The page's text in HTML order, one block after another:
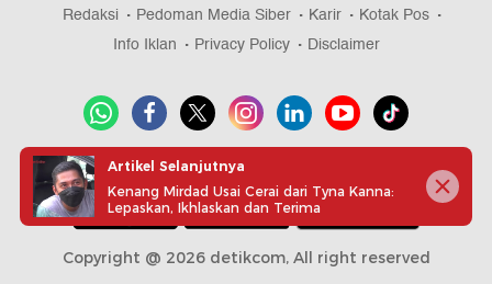
Redaksi Pedoman Media Siber Karir
Kotak Pos
Info Iklan
Privacy Policy Disclaimer
Download aplikasi detikcom
Copyright @ 2026 detikcom, All right reserved
Artikel Selanjutnya
Kenang Mirdad Usai Cerai dari Tyna Kanna:
Lepaskan, Ikhlaskan dan Terima